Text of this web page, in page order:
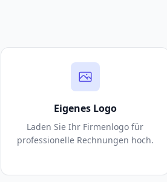
Eigenes Logo
Laden Sie Ihr Firmenlogo für
professionelle Rechnungen hoch.